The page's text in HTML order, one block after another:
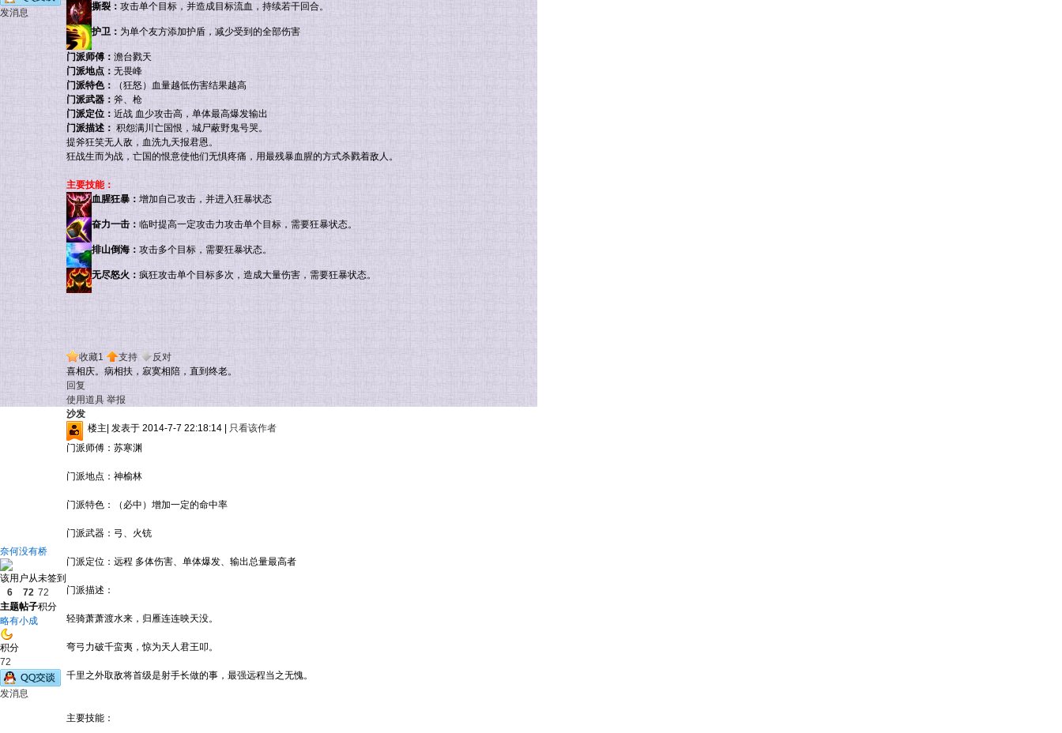
发消息
撕裂： 攻击单个目标，并造成目标流血，持续若干回合。
护卫： 为单个友方添加护盾，减少受到的全部伤害
门派师傅： 澹台戮天
门派地点： 无畏峰
门派特色：
（狂怒）血量越低伤害结果越高
门派武器： 斧、枪
门派定位： 近战 血少攻击高，单体最高爆发输出
门派描述： 积怨满川亡国恨，城尸蔽野鬼号哭。
提斧狂笑无人敌，血洗九天报君恩。
狂战生而为战，亡国的恨意使他们无惧疼痛，用最残暴血腥的方式杀戮着敌人。
主要技能：
血腥狂暴： 增加自己攻击，并进入狂暴状态
奋力一击： 临时提高一定攻击力攻击单个目标，需要狂暴状态。
排山倒海： 攻击多个目标，需要狂暴状态。
无尽怒火： 疯狂攻击单个目标多次，造成大量伤害，需要狂暴状态。
收藏1 支持
反对
喜相庆。病相扶，寂寞相陪，直到终老。
回复
使用道具 举报
奈何没有桥
该用户从未签到
6
主题
72
帖子
72
积分
略有小成
积分
72
发消息
沙发
楼主 发表于 2014-7-7 22:18:14
只看该作者
门派师傅：苏寒渊
门派地点：神榆林
门派特色：（必中）增加一定的命中率
门派武器：弓、火铳
门派定位：远程 多体伤害、单体爆发、输出总量最高者
门派描述：
轻骑萧萧渡水来，归雁连连映天没。
弯弓力破千蛮夷，惊为天人君王叩。
千里之外取敌将首级是射手长做的事，最强远程当之无愧。
主要技能：